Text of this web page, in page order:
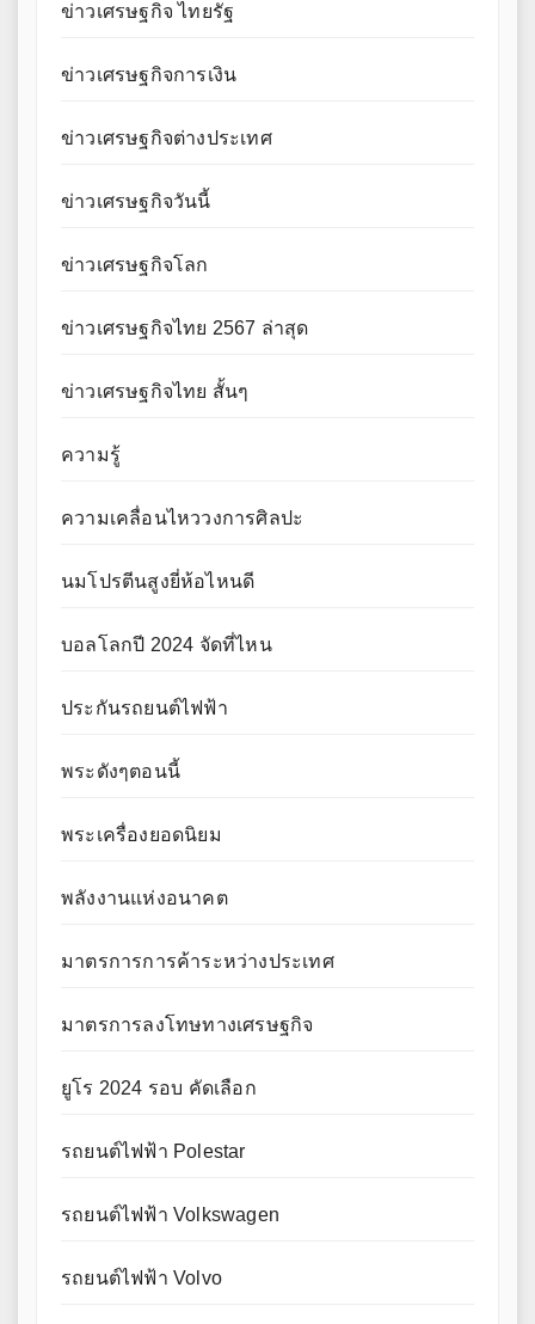
ข่าวเศรษฐกิจ ไทยรัฐ
ข่าวเศรษฐกิจการเงิน
ข่าวเศรษฐกิจต่างประเทศ
ข่าวเศรษฐกิจวันนี้
ข่าวเศรษฐกิจโลก
ข่าวเศรษฐกิจไทย 2567 ล่าสุด
ข่าวเศรษฐกิจไทย สั้นๆ
ความรู้
ความเคลื่อนไหววงการศิลปะ
นมโปรตีนสูงยี่ห้อไหนดี
บอลโลกปี 2024 จัดที่ไหน
ประกันรถยนต์ไฟฟ้า
พระดังๆตอนนี้
พระเครื่องยอดนิยม
พลังงานแห่งอนาคต
มาตรการการค้าระหว่างประเทศ
มาตรการลงโทษทางเศรษฐกิจ
ยูโร 2024 รอบ คัดเลือก
รถยนต์ไฟฟ้า Polestar
รถยนต์ไฟฟ้า Volkswagen
รถยนต์ไฟฟ้า Volvo